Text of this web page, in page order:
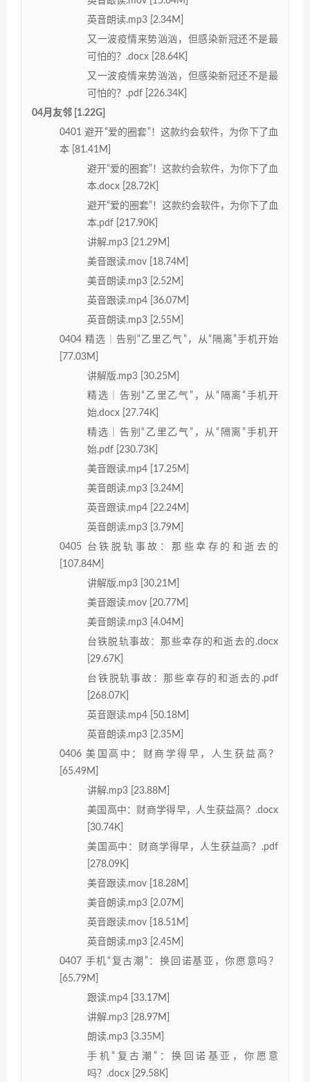
英音朗读.mp3 [2.34M]
又一波疫情来势汹汹，但感染新冠还不是最
可怕的？.docx [28.64K]
又一波疫情来势汹汹，但感染新冠还不是最
可怕的？.pdf [226.34K]
04月友邻 [1.22G]
0401 避开“爱的圈套”！这款约会软件，为你下了血
本 [81.41M]
避开“爱的圈套”！这款约会软件，为你下了血
本.docx [28.72K]
避开“爱的圈套”！这款约会软件，为你下了血
本.pdf [217.90K]
讲解.mp3 [21.29M]
美音跟读.mov [18.74M]
美音朗读.mp3 [2.52M]
英音跟读.mp4 [36.07M]
英音朗读.mp3 [2.55M]
0404 精选｜告别“乙里乙气”，从“隔离”手机开始
[77.03M]
讲解版.mp3 [30.25M]
精选｜告别“乙里乙气”，从“隔离”手机开
始.docx [27.74K]
精选｜告别“乙里乙气”，从“隔离”手机开
始.pdf [230.73K]
美音跟读.mp4 [17.25M]
美音朗读.mp3 [3.24M]
英音跟读.mp4 [22.24M]
英音朗读.mp3 [3.79M]
0405 台铁脱轨事故：那些幸存的和逝去的
[107.84M]
讲解版.mp3 [30.21M]
美音跟读.mov [20.77M]
美音朗读.mp3 [4.04M]
台铁脱轨事故：那些幸存的和逝去的.docx
[29.67K]
台铁脱轨事故：那些幸存的和逝去的.pdf
[268.07K]
英音跟读.mp4 [50.18M]
英音朗读.mp3 [2.35M]
0406 美国高中：财商学得早，人生获益高？
[65.49M]
讲解.mp3 [23.88M]
美国高中：财商学得早，人生获益高？.docx
[30.74K]
美国高中：财商学得早，人生获益高？.pdf
[278.09K]
美音跟读.mov [18.28M]
美音朗读.mp3 [2.07M]
英音跟读.mov [18.51M]
英音朗读.mp3 [2.45M]
0407 手机“复古潮”：换回诺基亚，你愿意吗？
[65.79M]
跟读.mp4 [33.17M]
讲解.mp3 [28.97M]
朗读.mp3 [3.35M]
手机“复古潮”：换回诺基亚，你愿意
吗？.docx [29.58K]